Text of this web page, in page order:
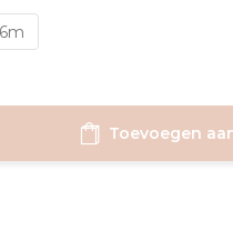
6m
Toevoegen